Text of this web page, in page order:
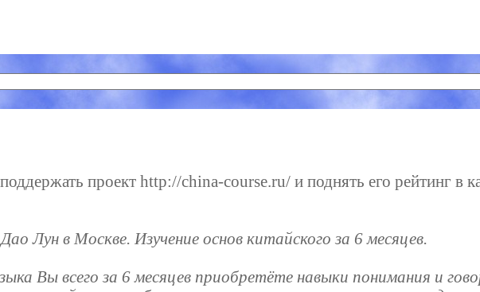
проект http://china-course.ru/ и поднять его рейтинг в
Лун в Москве. Изучение основ китайского за 6 месяцев.
Вы всего за 6 месяцев приобретёте навыки понимания и